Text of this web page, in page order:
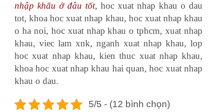
nhập khẩu ở đâu tốt, hoc xuat nhap khau o dau
tot, khoa hoc xuat nhap khau, hoc xuat nhap khau
o ha noi, hoc xuat nhap khau o tphcm, xuat nhap
khau, viec lam xnk, nganh xuat nhap khau, lop
hoc xuat nhap khau, kien thuc xuat nhap khau,
khoa hoc xuat nhap khau hai quan, hoc xuat nhap
khau o dau.
5/5 - (12 bình chọn)